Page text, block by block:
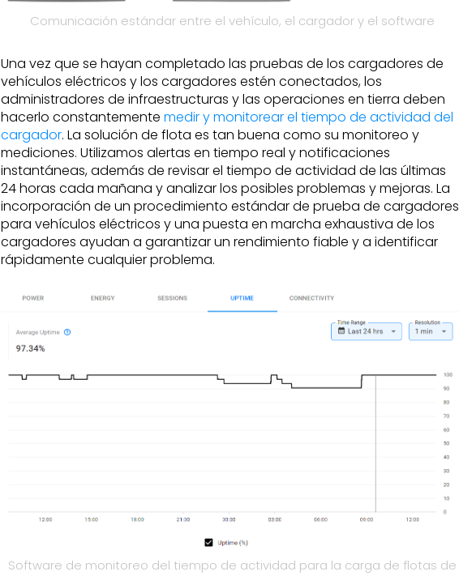
Comunicación estándar entre el vehículo, el cargador y el software
Una vez que se hayan completado las pruebas de los cargadores de
vehículos eléctricos y los cargadores estén conectados, los
administradores de infraestructuras y las operaciones en tierra deben
hacerlo constantementemedir y monitorear el tiempo de actividad del
cargador. La solución de flota es tan buena como su monitoreo y
mediciones. Utilizamos alertas en tiempo real y notificaciones
instantáneas, además de revisar el tiempo de actividad de las últimas
24 horas cada mañana y analizar los posibles problemas y mejoras. La
incorporación de un procedimiento estándar de prueba de cargadores
para vehículos eléctricos y una puesta en marcha exhaustiva de los
cargadores ayudan a garantizar un rendimiento fiable y a identificar
rápidamente cualquier problema.
Software de monitoreo del tiempo de actividad para la carga de flotas de